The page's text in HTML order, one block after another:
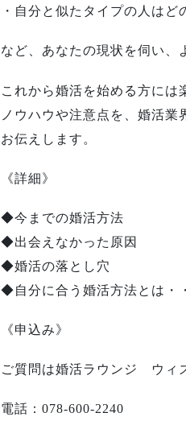
・自分と似たタイプの人は
など、あなたの現状を伺い、
これから婚活を始める方には
ノウハウや注意点を、婚活業
お伝えします。
《詳細》
◆今までの婚活方法
◆出会えなかった原因
◆婚活の落とし穴
◆自分に合う婚活方法とは・・
《申込み》
ご質問は婚活ラウンジ ウィ
電話：078-600-2240